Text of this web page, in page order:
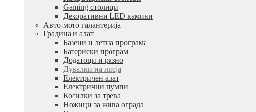
Gaming столици
Декоративни LED камини
Авто-мото галантерија
Градина и алат
Базени и летна програма
Батериски програм
Додатоци и разно
Дувалки на лисја
Електричен алат
Електрични пумпи
Косилки за трева
Ножици за жива ограда